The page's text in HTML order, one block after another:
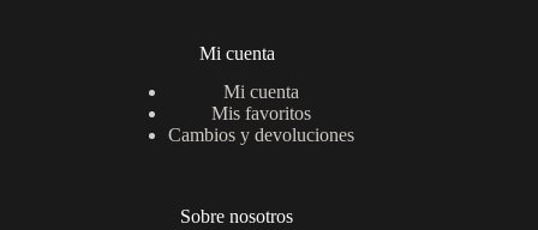
Mi cuenta
Mi cuenta
Mis favoritos
Cambios y devoluciones
Sobre nosotros